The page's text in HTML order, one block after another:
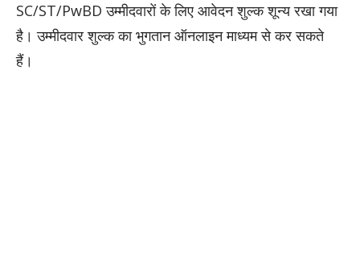
SC/ST/PwBD उम्मीदवारों के लिए आवेदन शुल्क शून्य रखा गया
है। उम्मीदवार शुल्क का भुगतान ऑनलाइन माध्यम से कर सकते
हैं।